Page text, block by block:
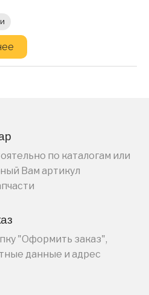
по каталогам или
Вам артикул
"Оформить заказ",
данные и адрес